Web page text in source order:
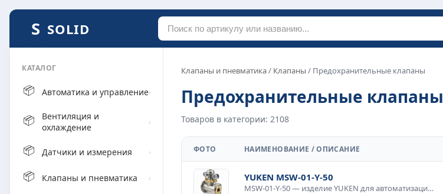
SOLID
КАТАЛОГ
📦 Автоматика и управление›
📦
Вентиляция и
охлаждение
›
📦 Датчики и измерения ›
📦 Клапаны и пневматика ›
Клапаны и пневматика/ Клапаны / Предохранительные клапаны
Предохранительные клапаны
Товаров в категории: 2108
ФОТО НАИМЕНОВАНИЕ / ОПИСАНИЕ
YUKEN MSW-01-Y-50
MSW-01-Y-50 — изделие YUKEN для автоматизации и промышленной электроники. Качественное исполнение, стабильные параметры, долговечность. Используется в системах управления, контрольном оборудовании, промышленных комплексах. Проверено в условиях промышленной эксплуатации, рекомендовано для ответственных применений.